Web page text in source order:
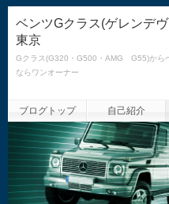
ベンツGクラス(ゲレンデ
東京
Gクラス(G320・G500・AMG G55)から
ならワンオーナー
ブログトップ 自己紹介